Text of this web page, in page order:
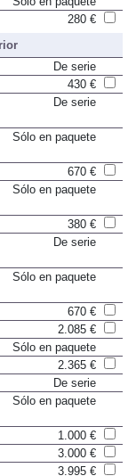
Sólo en paquete
De serie
430 €
670 €
380 €
670 €
2.085 €
Sólo en paquete
2.365 €
De serie
1.000 €
3.000 €